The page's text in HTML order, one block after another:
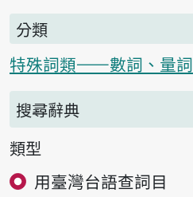
分類
特殊詞類——數詞、量詞
搜尋辭典
類型
用臺灣台語查詞目